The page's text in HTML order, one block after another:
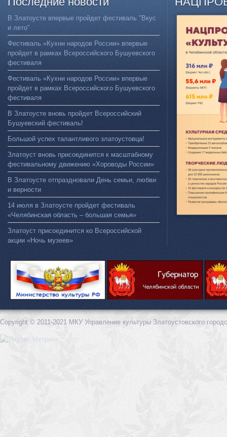
В Златоусте впервые пройдет фестиваль "Вкус
и лето"
Фестиваль «Кухни народов России» впервые
пройдет в рамках Всероссийского Бушуевского
фестиваля
Фестиваль «Кухни народов России» впервые
пройдет в рамках Всероссийского Бушуевского
фестиваля
В Златоусте вновь пройдет Всероссийский
Бушуевский фестиваль!
Большой успех талантливого златоустовца!
Златоуст вновь присоединится к масштабному
фестивальному движению «Хороводы России»
В Златоусте отпраздновали День семьи, любви
и верности
14 июля в Златоусте пройдет фестиваль
«Челябинская область – большая семья»
Златоуст присоединится ко Всероссийской
акции «Ночь музеев»
Copyright © 2011-2021 МКУ Управление культуры Златоустовского